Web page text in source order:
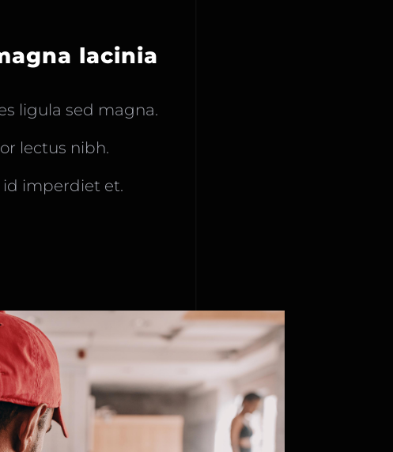
lacinia
ligula sed magna.
lectus nibh.
imperdiet et.